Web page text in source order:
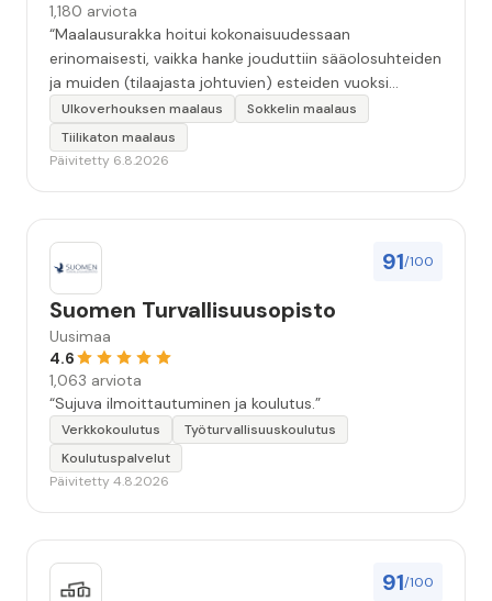
1,180 arviota
“Maalausurakka hoitui kokonaisuudessaan
erinomaisesti, vaikka hanke jouduttiin sääolosuhteiden
ja muiden (tilaajasta johtuvien) esteiden vuoksi
keskeyttämään n. 3 viikoksi. Maalaistulos on oikein
hyvä, yhteydenpito erinomaista, jälkityöt tehtiin
huolellisesti. Suosittelen. Erityiskiitos itse maalareille:
Ulkoverhouksen maalaus
Sokkelin maalaus
Tiilikaton maalaus
Päivitetty 6.8.2026
91/100
Suomen Turvallisuusopisto
Uusimaa
4.6
1,063 arviota
“Sujuva ilmoittautuminen ja koulutus.”
Verkkokoulutus
Työturvallisuuskoulutus
Koulutuspalvelut
Päivitetty 4.8.2026
91/100